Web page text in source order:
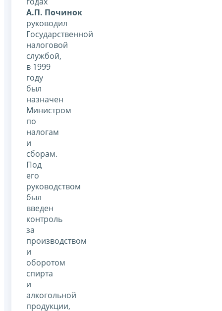
А.П. Починок
руководил
Государственной
налоговой
службой,
в 1999
году
был
назначен
Министром
по
налогам
и
сборам.
Под
его
руководством
был
введен
контроль
за
производством
и
оборотом
спирта
и
алкогольной
продукции,